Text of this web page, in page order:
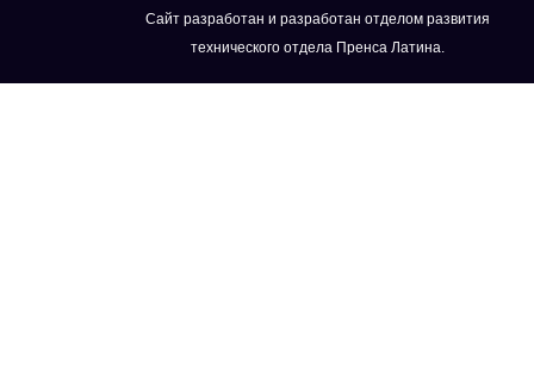
Сайт разработан и разработан отделом развития
технического отдела Пренса Латина.